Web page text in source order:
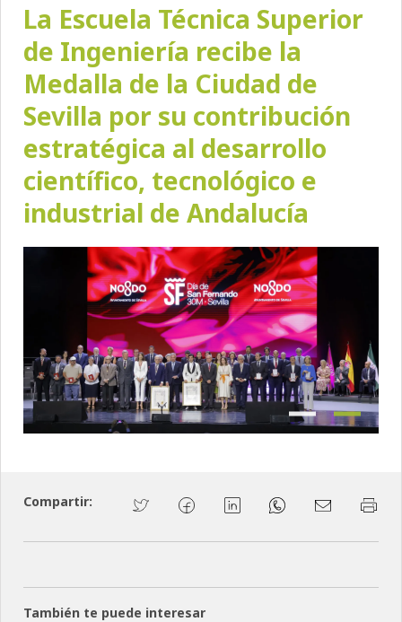
La Escuela Técnica Superior
de Ingeniería recibe la
Medalla de la Ciudad de
Sevilla por su contribución
estratégica al desarrollo
científico, tecnológico e
industrial de Andalucía
Previous Next
Compartir:
También te puede interesar